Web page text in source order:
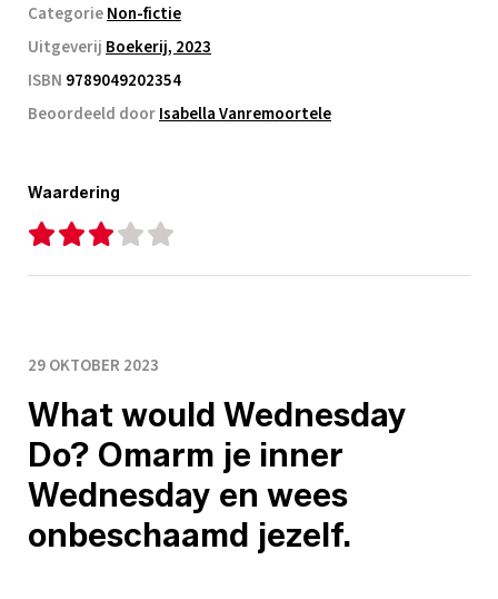
CategorieNon-fictie
Uitgeverij Boekerij, 2023
ISBN 9789049202354
Beoordeeld doorIsabella Vanremoortele
Waardering
29 OKTOBER 2023
What would Wednesday
Do? Omarm je inner
Wednesday en wees
onbeschaamd jezelf.